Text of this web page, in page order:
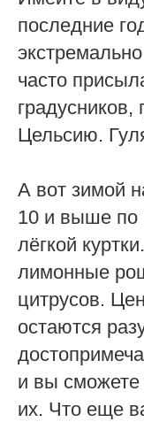
последние
часто
Цельсию.
А вот зимой
10 и выше по
лёгкой
лимонные
цитрусов.
остаются
и вы сможете
их. Что еще